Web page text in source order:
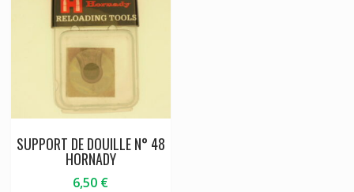
SUPPORT DE DOUILLE N° 48
HORNADY
6,50 €